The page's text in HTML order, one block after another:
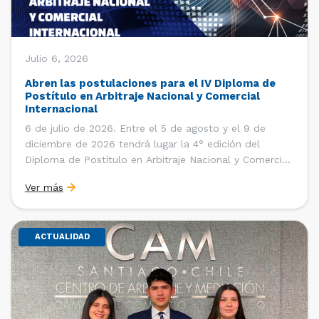
Julio 6, 2026
Abren las postulaciones para el IV Diploma de
Postítulo en Arbitraje Nacional y Comercial
Internacional
6 de julio de 2026. Entre el 5 de agosto y el 9 de
diciembre de 2026 tendrá lugar la 4° edición del
Diploma de Postítulo en Arbitraje Nacional y Comercial
Derecho Internacional de la Facultad de Derecho de la
Universidad de Chile y […]
Ver más
ACTUALIDAD